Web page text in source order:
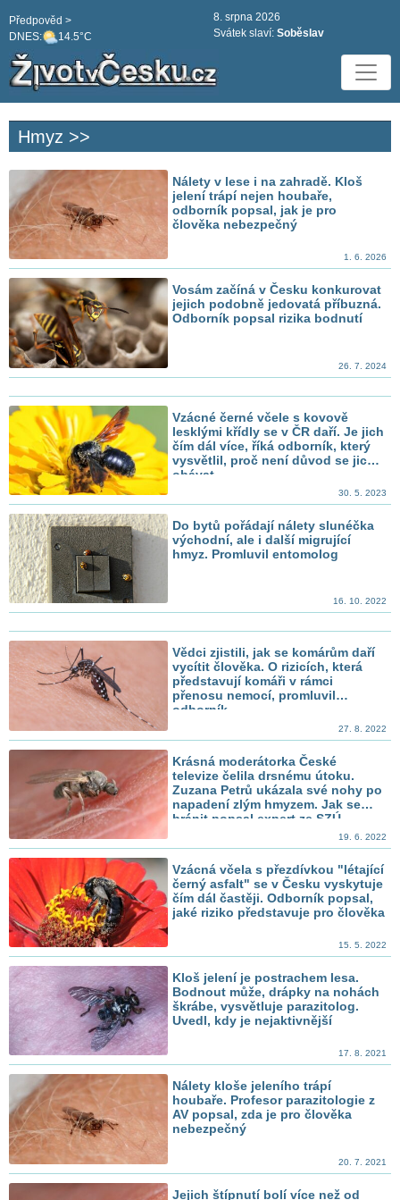
DNES: 14.5°C
Předpověd >
8. srpna 2026
Svátek slaví: Soběslav
Hmyz >>
Nálety v lese i na zahradě. Kloš
jelení trápí nejen houbaře,
odborník popsal, jak je pro
člověka nebezpečný
1. 6. 2026
Vosám začíná v Česku konkurovat
jejich podobně jedovatá příbuzná.
Odborník popsal rizika bodnutí
26. 7. 2024
Vzácné černé včele s kovově
lesklými křídly se v ČR daří. Je jich
čím dál více, říká odborník, který
vysvětlil, proč není důvod se jich
obávat
30. 5. 2023
Do bytů pořádají nálety slunéčka
východní, ale i další migrující
hmyz. Promluvil entomolog
16. 10. 2022
Vědci zjistili, jak se komárům daří
vycítit člověka. O rizicích, která
představují komáři v rámci
přenosu nemocí, promluvil
odborník
27. 8. 2022
Krásná moderátorka České
televize čelila drsnému útoku.
Zuzana Petrů ukázala své nohy po
napadení zlým hmyzem. Jak se
bránit popsal expert ze SZÚ
19. 6. 2022
Vzácná včela s přezdívkou "létající
černý asfalt" se v Česku vyskytuje
čím dál častěji. Odborník popsal,
jaké riziko představuje pro člověka
15. 5. 2022
Kloš jelení je postrachem lesa.
Bodnout může, drápky na nohách
škrábe, vysvětluje parazitolog.
Uvedl, kdy je nejaktivnější
17. 8. 2021
Nálety kloše jeleního trápí
houbaře. Profesor parazitologie z
AV popsal, zda je pro člověka
nebezpečný
20. 7. 2021
Jejich štípnutí bolí více než od